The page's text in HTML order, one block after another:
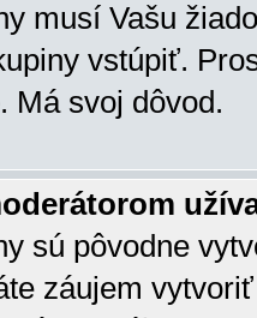
musí Vašu
vstúpiť.
Má svoj dôvod.
sú pôvodne
záujem